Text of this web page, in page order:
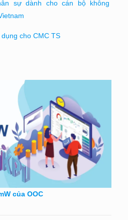
sự dành cho cán bộ không
cho CMC TS
của OOC